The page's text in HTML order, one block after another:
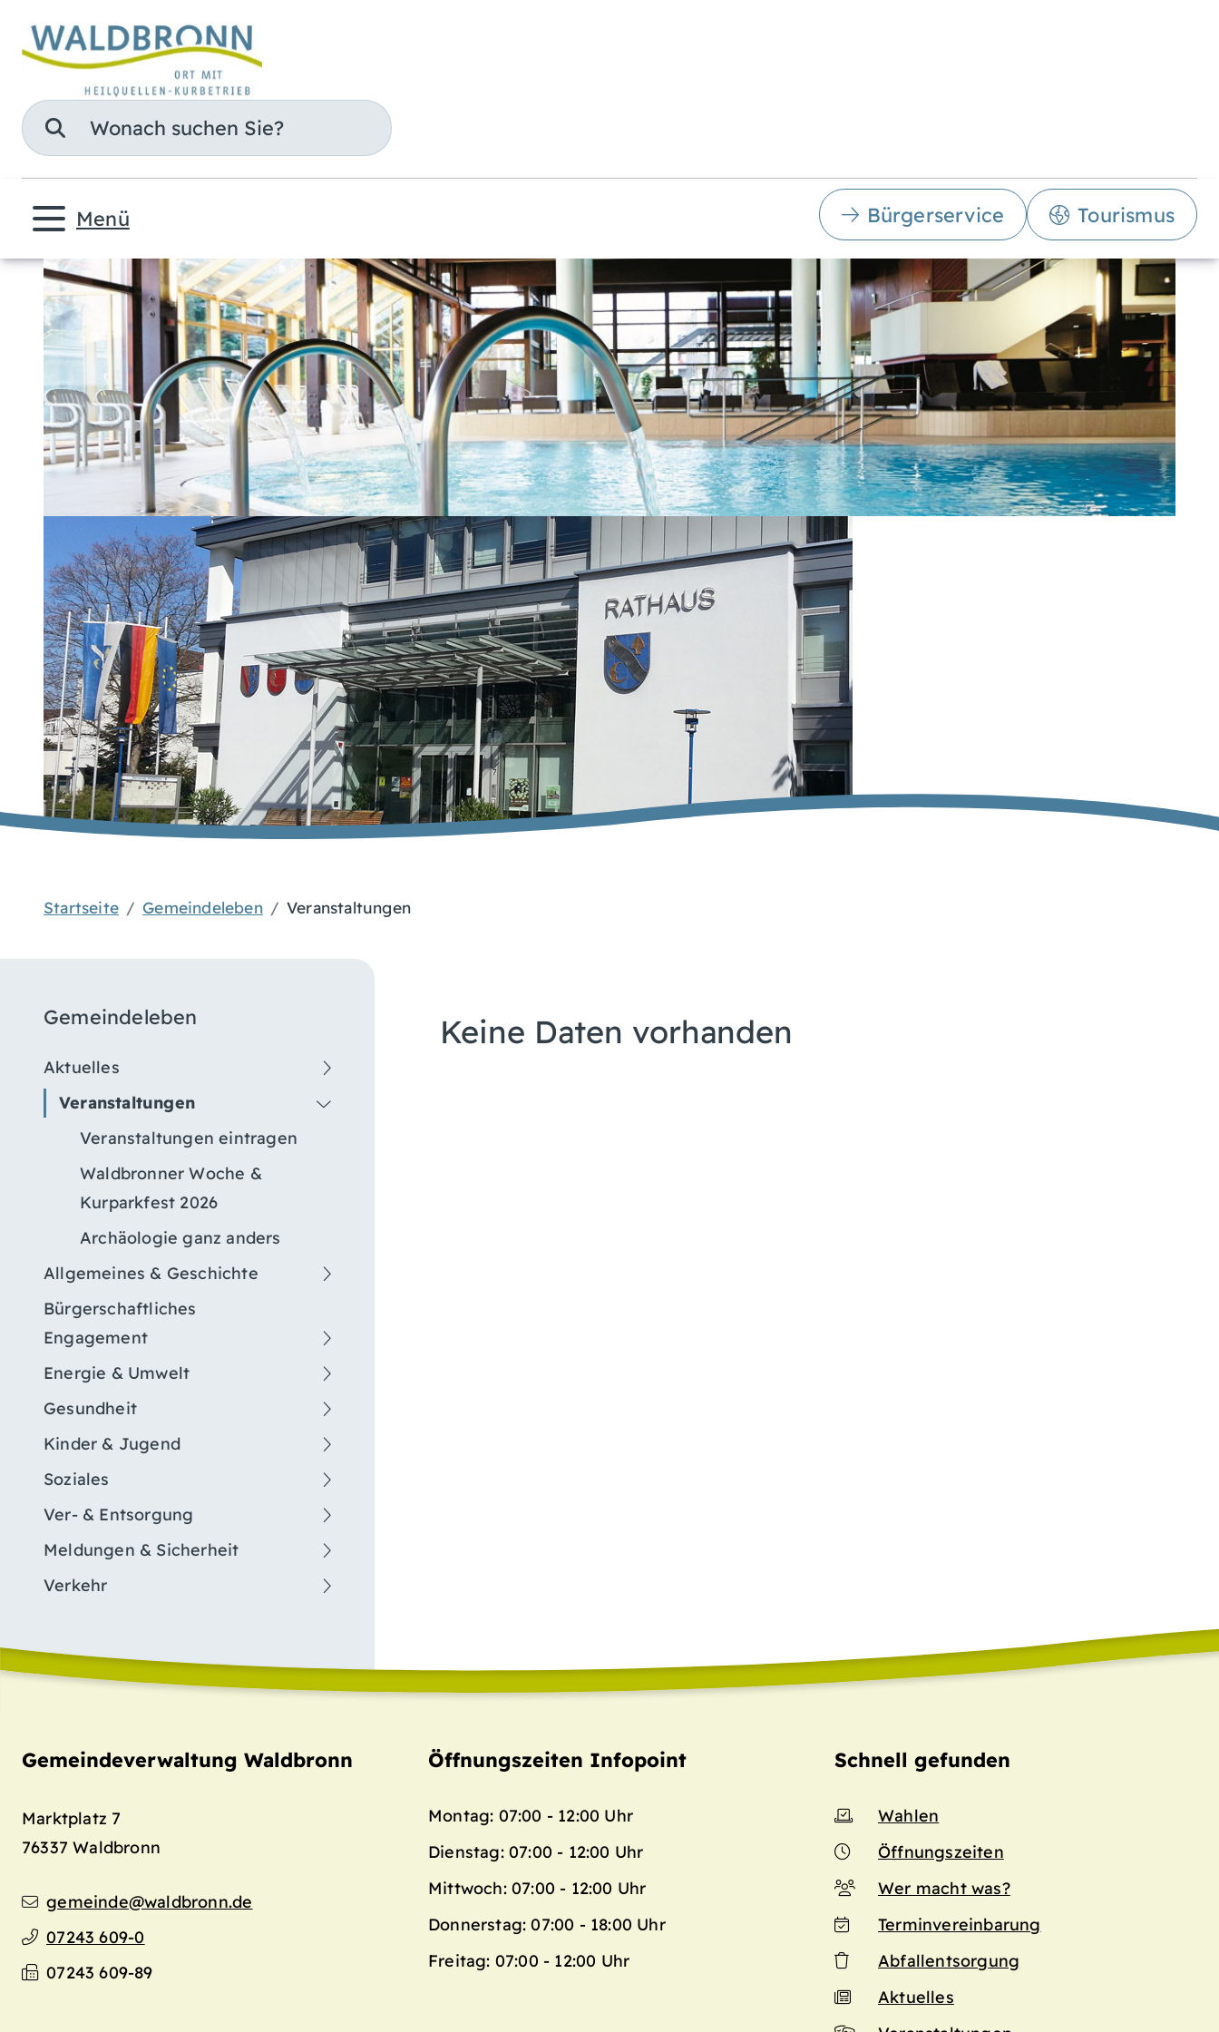
Suche
Menü Bürgerservice Tourismus
Startseite Gemeindeleben Veranstaltungen
Gemeindeleben
Aktuelles
Veranstaltungen
Veranstaltungen eintragen
Waldbronner Woche &
Kurparkfest 2026
Archäologie ganz anders
Allgemeines & Geschichte
Bürgerschaftliches
Engagement
Energie & Umwelt
Gesundheit
Kinder & Jugend
Soziales
Ver- & Entsorgung
Meldungen & Sicherheit
Verkehr
Keine Daten vorhanden
Gemeindeverwaltung Waldbronn
Marktplatz 7
76337 Waldbronn
gemeinde@waldbronn.de
07243 609-0
07243 609-89
Öffnungszeiten Infopoint
Montag: 07:00 - 12:00 Uhr
Dienstag: 07:00 - 12:00 Uhr
Mittwoch: 07:00 - 12:00 Uhr
Donnerstag: 07:00 - 18:00 Uhr
Freitag: 07:00 - 12:00 Uhr
Schnell gefunden
Wahlen
Öffnungszeiten
Wer macht was?
Terminvereinbarung
Abfallentsorgung
Aktuelles